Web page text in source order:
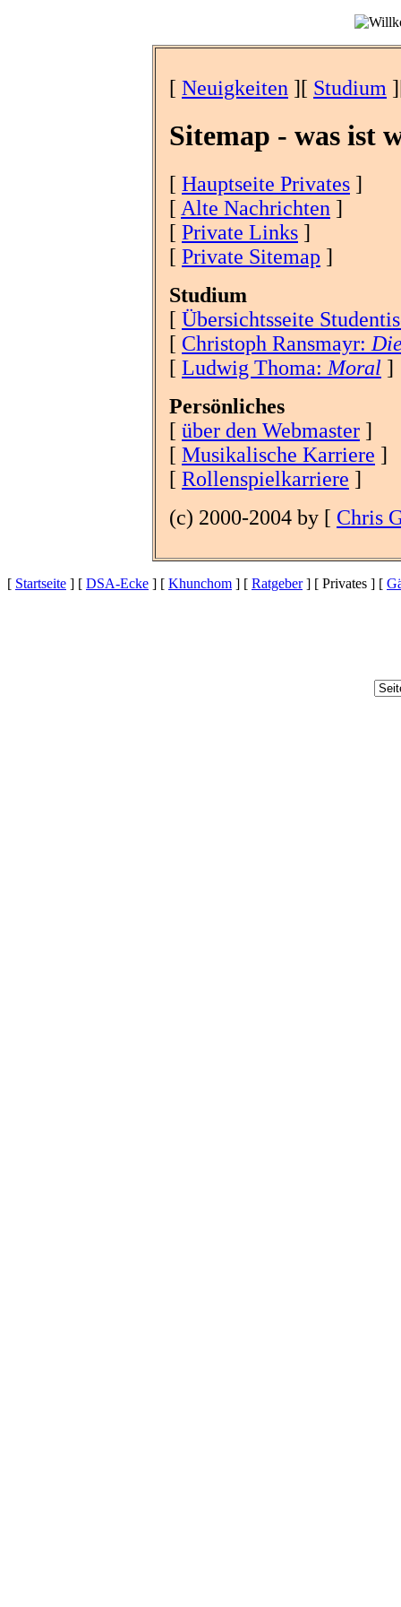
[ Neuigkeiten ][ Studium
Sitemap - was ist
[ Hauptseite Privates ]
[ Alte Nachrichten ]
[ Private Links ]
[ Private Sitemap ]
Studium
[ Übersichtsseite
[ Christoph Ransmayr:
[ Ludwig Thoma: Moral ]
Persönliches
[ über den Webmaster ]
[ Musikalische Karriere ]
[ Rollenspielkarriere ]
(c) 2000-2004 by [ Chris
[ Startseite ] [ DSA-Ecke ] [ Khunchom ] [ Ratgeber] [ Privates ] [